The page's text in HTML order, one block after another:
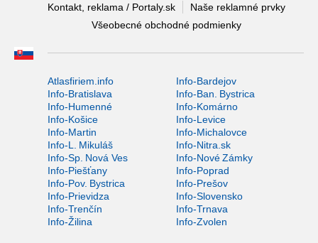
Kontakt, reklama / Portaly.sk
Naše reklamné prvky
Všeobecné obchodné podmienky
Atlasfiriem.info
Info-Bardejov
Info-Bratislava
Info-Ban. Bystrica
Info-Humenné
Info-Komárno
Info-Košice
Info-Levice
Info-Martin
Info-Michalovce
Info-L. Mikuláš
Info-Nitra.sk
Info-Sp. Nová Ves
Info-Nové Zámky
Info-Piešťany
Info-Poprad
Info-Pov. Bystrica
Info-Prešov
Info-Prievidza
Info-Slovensko
Info-Trenčín
Info-Trnava
Info-Žilina
Info-Zvolen